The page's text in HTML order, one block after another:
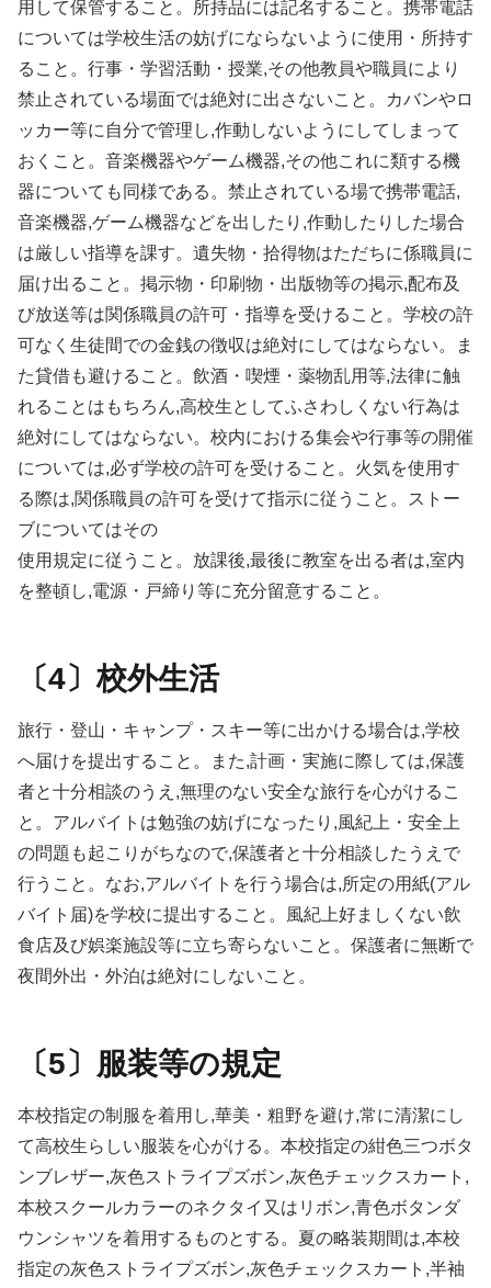
用して保管すること。所持品には記名すること。携帯電話
については学校生活の妨げにならないように使用・所持す
ること。行事・学習活動・授業,その他教員や職員により
禁止されている場面では絶対に出さないこと。カバンやロ
ッカー等に自分で管理し,作動しないようにしてしまって
おくこと。音楽機器やゲーム機器,その他これに類する機
器についても同様である。禁止されている場で携帯電話,
音楽機器,ゲーム機器などを出したり,作動したりした場合
は厳しい指導を課す。遺失物・拾得物はただちに係職員に
届け出ること。掲示物・印刷物・出版物等の掲示,配布及
び放送等は関係職員の許可・指導を受けること。学校の許
可なく生徒間での金銭の徴収は絶対にしてはならない。ま
た貸借も避けること。飲酒・喫煙・薬物乱用等,法律に触
れることはもちろん,高校生としてふさわしくない行為は
絶対にしてはならない。校内における集会や行事等の開催
については,必ず学校の許可を受けること。火気を使用す
る際は,関係職員の許可を受けて指示に従うこと。ストー
ブについてはその
使用規定に従うこと。放課後,最後に教室を出る者は,室内
を整頓し,電源・戸締り等に充分留意すること。
〔4〕校外生活
旅行・登山・キャンプ・スキー等に出かける場合は,学校
へ届けを提出すること。また,計画・実施に際しては,保護
者と十分相談のうえ,無理のない安全な旅行を心がけるこ
と。アルバイトは勉強の妨げになったり,風紀上・安全上
の問題も起こりがちなので,保護者と十分相談したうえで
行うこと。なお,アルバイトを行う場合は,所定の用紙(アル
バイト届)を学校に提出すること。風紀上好ましくない飲
食店及び娯楽施設等に立ち寄らないこと。保護者に無断で
夜間外出・外泊は絶対にしないこと。
〔5〕服装等の規定
本校指定の制服を着用し,華美・粗野を避け,常に清潔にし
て高校生らしい服装を心がける。本校指定の紺色三つボタ
ンブレザー,灰色ストライプズボン,灰色チェックスカート,
本校スクールカラーのネクタイ又はリボン,青色ボタンダ
ウンシャツを着用するものとする。夏の略装期間は,本校
指定の灰色ストライプズボン,灰色チェックスカート,半袖